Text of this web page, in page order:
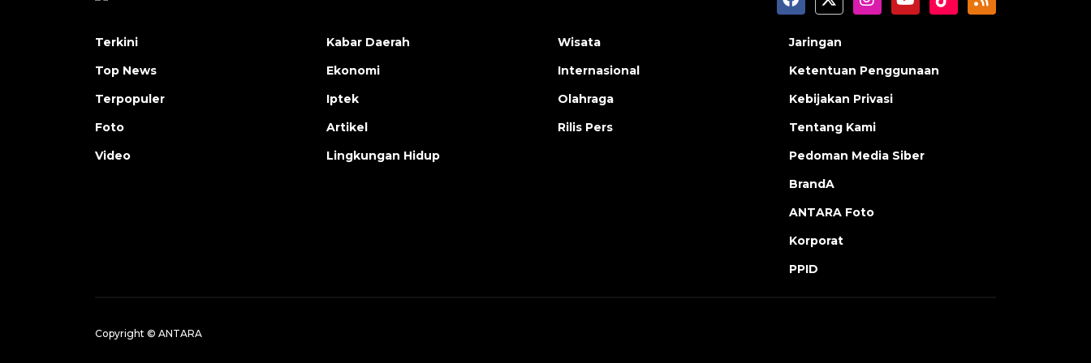
Terkini
Top News
Terpopuler
Foto
Video
Kabar Daerah
Ekonomi
Iptek
Artikel
Lingkungan Hidup
Wisata
Internasional
Olahraga
Rilis Pers
Jaringan
Ketentuan Penggunaan
Kebijakan Privasi
Tentang Kami
Pedoman Media Siber
BrandA
ANTARA Foto
Korporat
PPID
Copyright © ANTARA